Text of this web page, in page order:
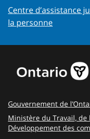
Centre d’assistance
la personne
Gouvernement de
Ministère du Travail, de
Développement des